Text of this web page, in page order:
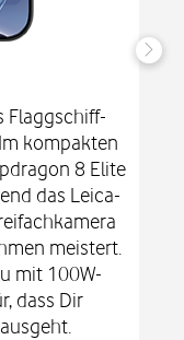
Flaggschiff-
kompakten
8 Elite
das Leica-
meistert.
mit 100W-
dass Dir